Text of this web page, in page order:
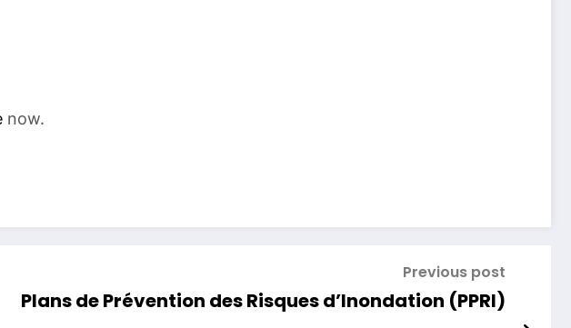
now.
Previous post
Plans de Prévention des Risques d’Inondation (PPRI)